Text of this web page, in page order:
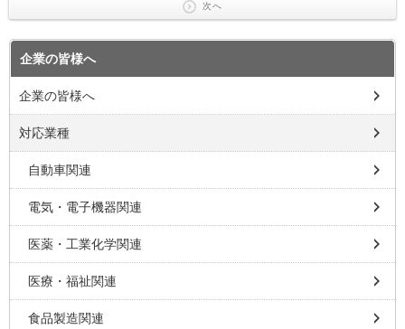
次へ
企業の皆様へ
企業の皆様へ
対応業種
自動車関連
電気・電子機器関連
医薬・工業化学関連
医療・福祉関連
食品製造関連